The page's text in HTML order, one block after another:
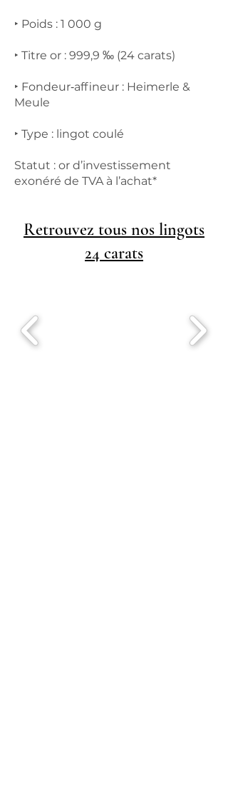
‣ Poids : 1 000 g
‣ Titre or : 999,9 ‰ (24 carats)
‣ Fondeur‑affineur : Heimerle &
Meule
‣ Type : lingot coulé
Statut : or d’investissement
exonéré de TVA à l’achat*
Retrouvez tous nos lingots
24 carats